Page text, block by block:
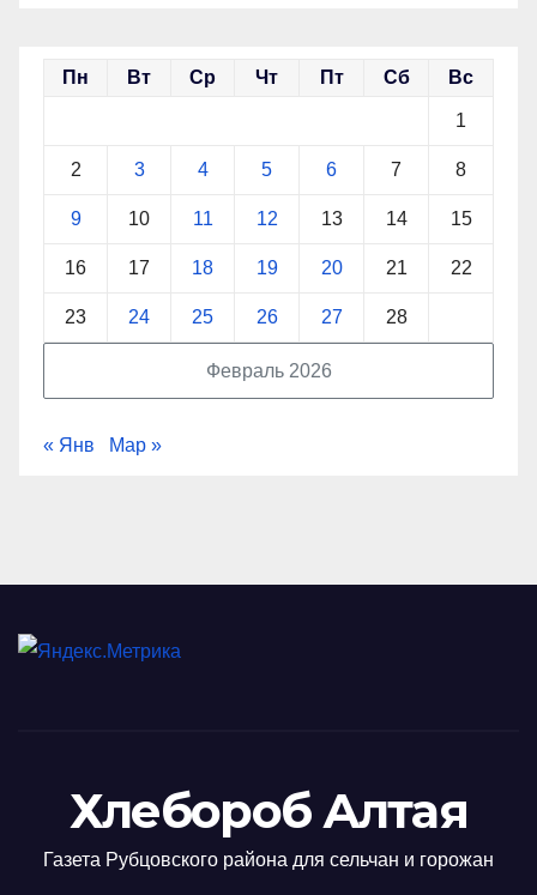
Февраль 2026
Пн Вт Ср Чт Пт Сб Вс
1
2 3 4 5 6 7 8
9 10 11 12 13 14 15
16 17 18 19 20 21 22
23 24 25 26 27 28
« Янв Мар »
Хлебороб Алтая
Газета Рубцовского района для сельчан и горожан